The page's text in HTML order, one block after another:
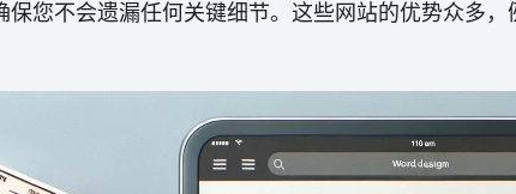
您不会遗漏任何关键细节。这些网站的优势众多